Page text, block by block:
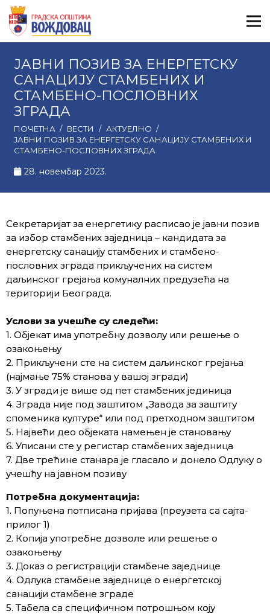
ЈАВНИ ПОЗИВ ЗА ЕНЕРГЕТСКУ
САНАЦИЈУ СТАМБЕНИХ И
СТАМБЕНО-ПОСЛОВНИХ
ЗГРАДА
ПОЧЕТНА / ВЕСТИ / АКТУЕЛНО /
ЈАВНИ ПОЗИВ ЗА ЕНЕРГЕТСКУ САНАЦИЈУ СТАМБЕНИХ И
СТАМБЕНО-ПОСЛОВНИХ ЗГРАДА
28. новембар 2023.
Секретаријат за енергетику расписао је јавни позив
за избор стамбених заједница – кандидата за
енергетску санацију стамбених и стамбено-
пословних зграда прикључених на систем
даљинског грејања комуналних предузећа на
територији Београда.
Услови за учешће су следећи:
1. Објекат има употребну дозволу или решење о
озакоњењу
2. Прикључени сте на систем даљинског грејања
(најмање 75% станова у вашој згради)
3. У згради је више од пет стамбених јединица
4. Зграда није под заштитом „Завода за заштиту
споменика културе“ или под претходном заштитом
5. Највећи део објеката намењен је становању
6. Уписани сте у регистар стамбених заједница
7. Две трећине станара је гласало и донело Одлуку о
учешћу на јавном позиву
Потребна документација:
1. Попуњена потписана пријава (преузета са сајта-
прилог 1)
2. Копија употребне дозволе или решење о
озакоњењу
3. Доказ о регистрацији стамбене заједнице
4. Одлука стамбене заједнице о енергетској
санацији стамбене зграде
5. Табела са специфичном потрошњом коју